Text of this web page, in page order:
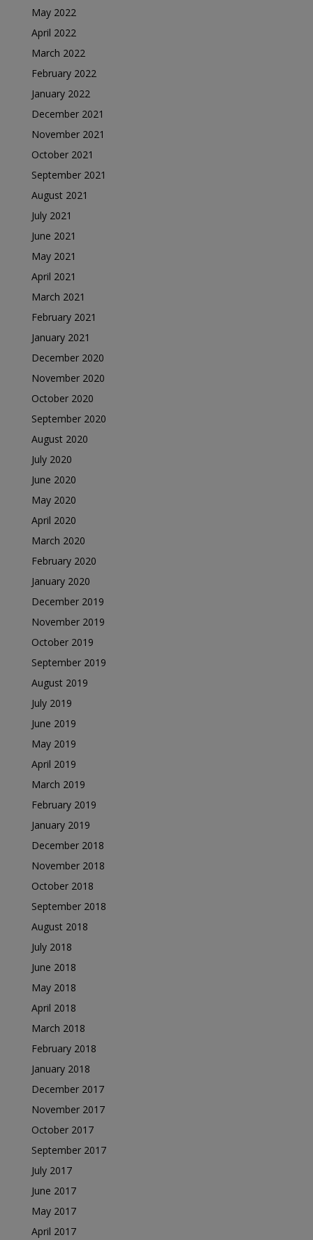
May 2022
April 2022
March 2022
February 2022
January 2022
December 2021
November 2021
October 2021
September 2021
August 2021
July 2021
June 2021
May 2021
April 2021
March 2021
February 2021
January 2021
December 2020
November 2020
October 2020
September 2020
August 2020
July 2020
June 2020
May 2020
April 2020
March 2020
February 2020
January 2020
December 2019
November 2019
October 2019
September 2019
August 2019
July 2019
June 2019
May 2019
April 2019
March 2019
February 2019
January 2019
December 2018
November 2018
October 2018
September 2018
August 2018
July 2018
June 2018
May 2018
April 2018
March 2018
February 2018
January 2018
December 2017
November 2017
October 2017
September 2017
July 2017
June 2017
May 2017
April 2017